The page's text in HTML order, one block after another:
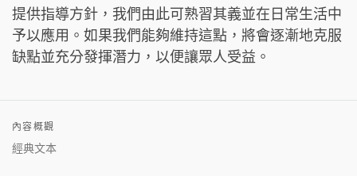
提供指導方針，我們由此可熟習其義並在日常生活中
予以應用。如果我們能夠維持這點，將會逐漸地克服
缺點並充分發揮潛力，以便讓眾人受益。
內容概觀
經典文本